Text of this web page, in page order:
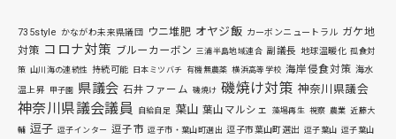
735style かながわ未来県議団 ウニ堆肥 オヤジ飯 カーボンニュートラル ガケ地
対策 コロナ対策 ブルーカーボン 三浦半島地域連合 副議長 地球温暖化 孤食対
策 山川海の連続性 持続可能 日本ミツバチ 有機無農薬 横浜高等学校 海岸侵食対策 海水
温上昇 甲子園 県議会 石井ファーム 磯焼け 磯焼け対策 神奈川県議会
神奈川県議会議員 自給自足 葉山 葉山マルシェ 藻場再生 視察 農業 近藤大
輔 逗子 逗子インター 逗子市 逗子市・葉山町選出 逗子市葉山町選出 逗子葉山 逗子葉山